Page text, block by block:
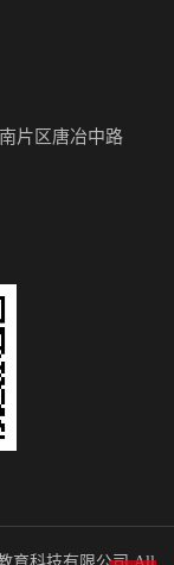
片区唐冶中路